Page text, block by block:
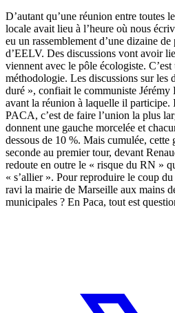
D’autant qu’une réunion entre toutes
locale avait lieu à l’heure où nous
eu un rassemblement d’une dizaine
d’EELV. Des discussions vont avoir
viennent avec le pôle écologiste.
méthodologie. Les discussions sur les
duré », confiait le communiste Jérémy
avant la réunion à laquelle il participe.
PACA, c’est de faire l’union la plus
donnent une gauche morcelée et
dessous de 10 %. Mais cumulée, cette
seconde au premier tour, devant
redoute en outre le « risque du RN »
« s’allier ». Pour reproduire le coup
ravi la mairie de Marseille aux mains
municipales ? En Paca, tout est